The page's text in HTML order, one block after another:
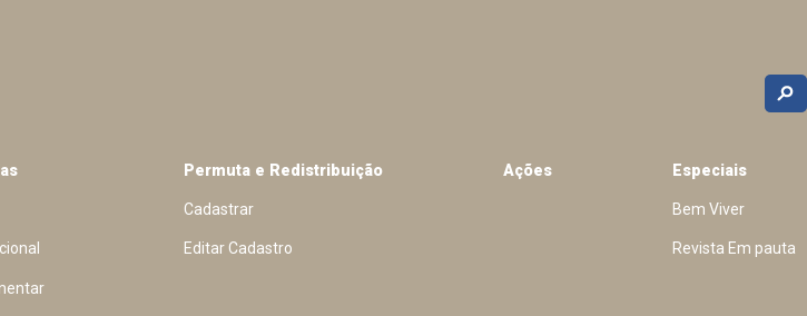
Permuta e Redistribuição
Cadastrar
Editar Cadastro
Ações Especiais
Bem Viver
Revista Em pauta